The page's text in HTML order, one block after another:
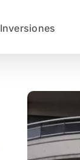
Inversiones